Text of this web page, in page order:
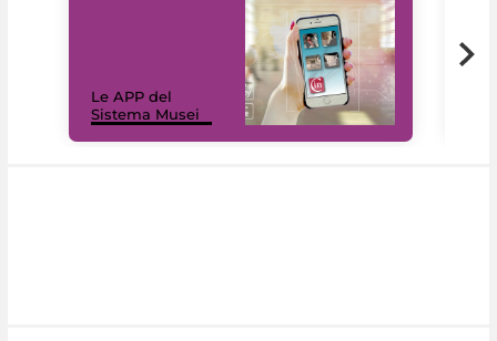
Le APP del
Sistema Musei